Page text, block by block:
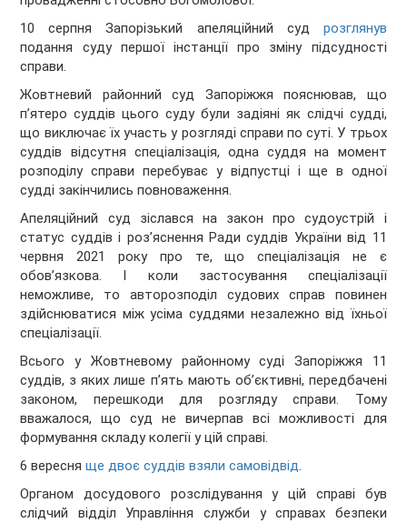
10 серпня Запорізький апеляційний суд розглянув
подання суду першої інстанції про зміну підсудності
справи.
Жовтневий районний суд Запоріжжя пояснював, що
пʼятеро суддів цього суду були задіяні як слідчі судді,
що виключає їх участь у розгляді справи по суті. У трьох
суддів відсутня спеціалізація, одна суддя на момент
розподілу справи перебуває у відпустці і ще в одної
судді закінчились повноваження.
Апеляційний суд зіслався на закон про судоустрій і
статус суддів і розʼяснення Ради суддів України від 11
червня 2021 року про те, що спеціалізація не є
обовʼязкова. І коли застосування спеціалізації
неможливе, то авторозподіл судових справ повинен
здійснюватися між усіма суддями незалежно від їхньої
спеціалізації.
Всього у Жовтневому районному суді Запоріжжя 11
суддів, з яких лише пʼять мають обʼєктивні, передбачені
законом, перешкоди для розгляду справи. Тому
вважалося, що суд не вичерпав всі можливості для
формування складу колегії у цій справі.
6 вересняще двоє суддів взяли самовідвід.
Органом досудового розслідування у цій справі був
слідчий відділ Управління служби у справах безпеки